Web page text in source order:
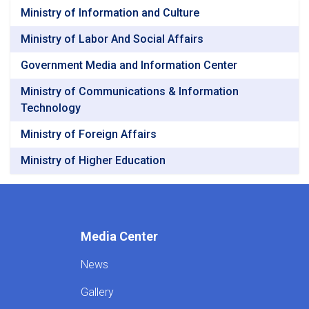
Ministry of Information and Culture
Ministry of Labor And Social Affairs
Government Media and Information Center
Ministry of Communications & Information
Technology
Ministry of Foreign Affairs
Ministry of Higher Education
Media Center
News
Gallery